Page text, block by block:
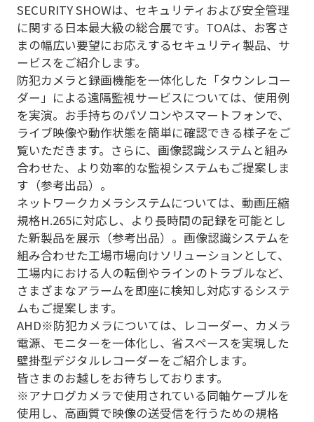
SECURITY SHOWは、セキュリティおよび安全管理
に関する日本最大級の総合展です。TOAは、お客さ
まの幅広い要望にお応えするセキュリティ製品、サ
ービスをご紹介します。
防犯カメラと録画機能を一体化した「タウンレコー
ダー」による遠隔監視サービスについては、使用例
を実演。お手持ちのパソコンやスマートフォンで、
ライブ映像や動作状態を簡単に確認できる様子をご
覧いただきます。さらに、画像認識システムと組み
合わせた、より効率的な監視システムもご提案しま
す（参考出品）。
ネットワークカメラシステムについては、動画圧縮
規格H.265に対応し、より長時間の記録を可能とし
た新製品を展示（参考出品）。画像認識システムを
組み合わせた工場市場向けソリューションとして、
工場内における人の転倒やラインのトラブルなど、
さまざまなアラームを即座に検知し対応するシステ
ムもご提案します。
AHD※防犯カメラについては、レコーダー、カメラ
電源、モニターを一体化し、省スペースを実現した
壁掛型デジタルレコーダーをご紹介します。
皆さまのお越しをお待ちしております。
※アナログカメラで使用されている同軸ケーブルを
使用し、高画質で映像の送受信を行うための規格